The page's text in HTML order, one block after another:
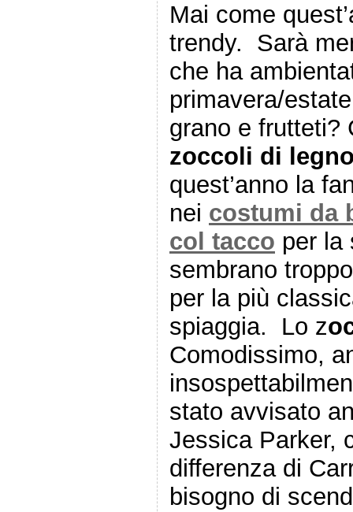
Mai come
trendy. Sarà
che ha
primavera/
grano e frutteti?
zoccoli di
quest’anno la
nei costumi da
col tacco per la
sembrano
per la più
spiaggia. Lo z
Comodissimo,
stato avvisato
Jessica Parker,
differenza di
bisogno di